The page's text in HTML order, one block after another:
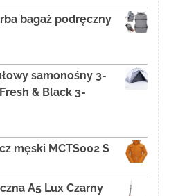
bagaż podręczny
samonośny 3-
& Black 3-
męski MCTS002 S
A5 Lux Czarny